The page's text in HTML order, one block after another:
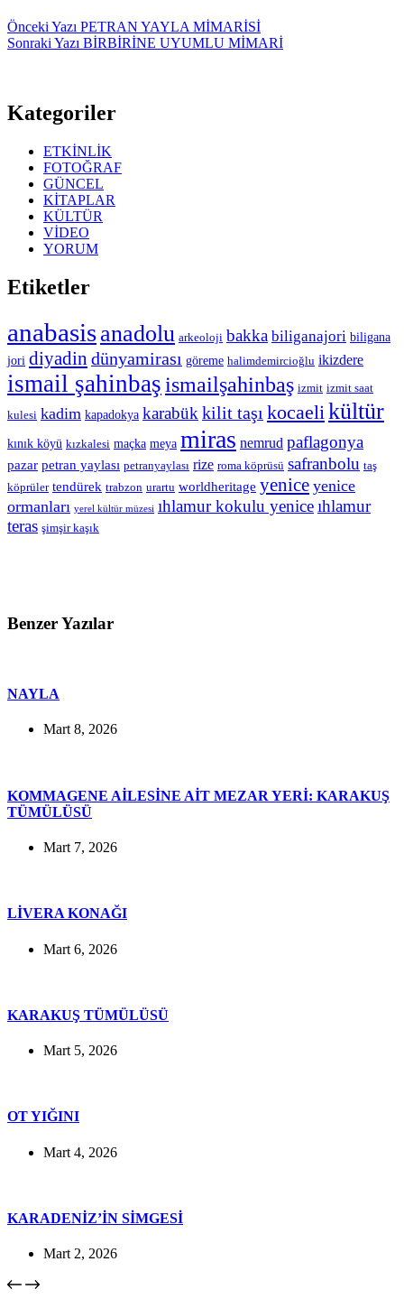
Önceki Yazı PETRAN YAYLA MİMARİSİ
Sonraki Yazı BİRBİRİNE UYUMLU MİMARİ
Kategoriler
ETKİNLİK
FOTOĞRAF
GÜNCEL
KİTAPLAR
KÜLTÜR
VİDEO
YORUM
Etiketler
anabasisanadolu arkeoloji bakka biliganajori biligana
jori diyadin dünyamirası göreme halimdemircioğlu ikizdere
ismail şahinbaşismailşahinbaş izmit izmit saat
kulesi kadim kapadokya karabük kilit taşı kocaeli kültür
kınık köyü kızkalesi maçka meya miras nemrud paflagonya
pazar petran yaylası petranyaylası rize roma köprüsü safranbolu taş
köprüler tendürek trabzon urartu worldheritage yenice yenice
ormanları yerel kültür müzesi ıhlamur kokulu yeniceıhlamur
teras şimşir kaşık
Benzer Yazılar
NAYLA
Mart 8, 2026
KOMMAGENE AİLESİNE AİT MEZAR YERİ: KARAKUŞ
TÜMÜLÜSÜ
Mart 7, 2026
LİVERA KONAĞI
Mart 6, 2026
KARAKUŞ TÜMÜLÜSÜ
Mart 5, 2026
OT YIĞINI
Mart 4, 2026
KARADENİZ’İN SİMGESİ
Mart 2, 2026